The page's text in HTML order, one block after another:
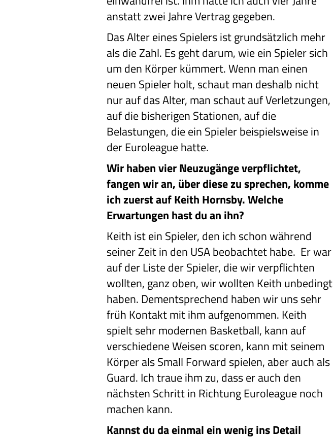
anstatt zwei Jahre Vertrag gegeben.
Das Alter eines Spielers ist grundsätzlich mehr
als die Zahl. Es geht darum, wie ein Spieler sich
um den Körper kümmert. Wenn man einen
neuen Spieler holt, schaut man deshalb nicht
nur auf das Alter, man schaut auf Verletzungen,
auf die bisherigen Stationen, auf die
Belastungen, die ein Spieler beispielsweise in
der Euroleague hatte.
Wir haben vier Neuzugänge verpflichtet,
fangen wir an, über diese zu sprechen, komme
ich zuerst auf Keith Hornsby. Welche
Erwartungen hast du an ihn?
Keith ist ein Spieler, den ich schon während
seiner Zeit in den USA beobachtet habe. Er war
auf der Liste der Spieler, die wir verpflichten
wollten, ganz oben, wir wollten Keith unbedingt
haben. Dementsprechend haben wir uns sehr
früh Kontakt mit ihm aufgenommen. Keith
spielt sehr modernen Basketball, kann auf
verschiedene Weisen scoren, kann mit seinem
Körper als Small Forward spielen, aber auch als
Guard. Ich traue ihm zu, dass er auch den
nächsten Schritt in Richtung Euroleague noch
machen kann.
Kannst du da einmal ein wenig ins Detail